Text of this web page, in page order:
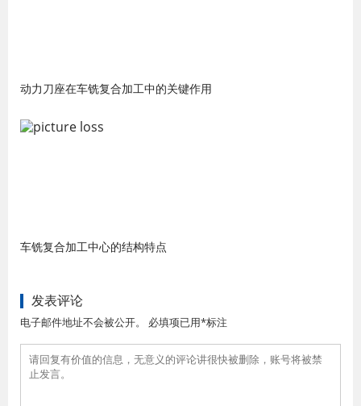
动力刀座在车铣复合加工中的关键作用
车铣复合加工中心的结构特点
发表评论
电子邮件地址不会被公开。 必填项已用*标注